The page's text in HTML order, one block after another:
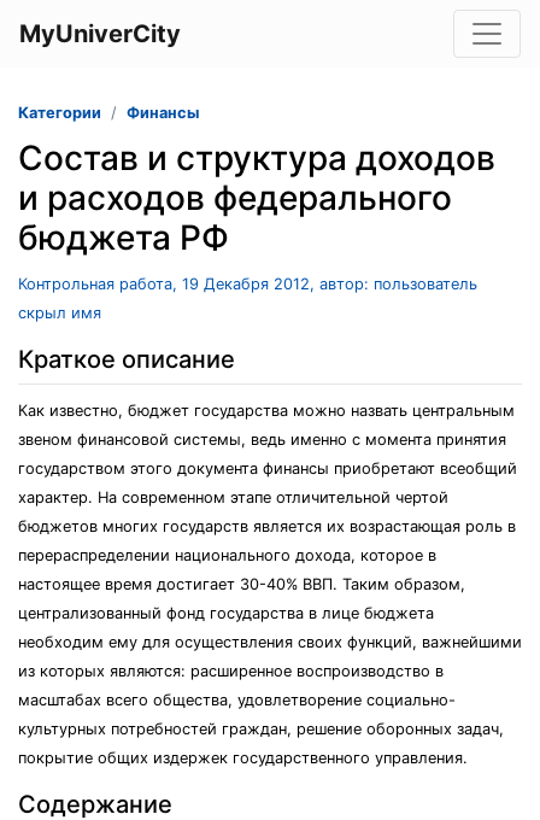
MyUniverCity
Категории Финансы
Состав и структура доходов
и расходов федерального
бюджета РФ
Контрольная работа, 19 Декабря 2012, автор: пользователь
скрыл имя
Краткое описание
Как известно, бюджет государства можно назвать центральным
звеном финансовой системы, ведь именно с момента принятия
государством этого документа финансы приобретают всеобщий
характер. На современном этапе отличительной чертой
бюджетов многих государств является их возрастающая роль в
перераспределении национального дохода, которое в
настоящее время достигает 30-40% ВВП. Таким образом,
централизованный фонд государства в лице бюджета
необходим ему для осуществления своих функций, важнейшими
из которых являются: расширенное воспроизводство в
масштабах всего общества, удовлетворение социально-
культурных потребностей граждан, решение оборонных задач,
покрытие общих издержек государственного управления.
Содержание